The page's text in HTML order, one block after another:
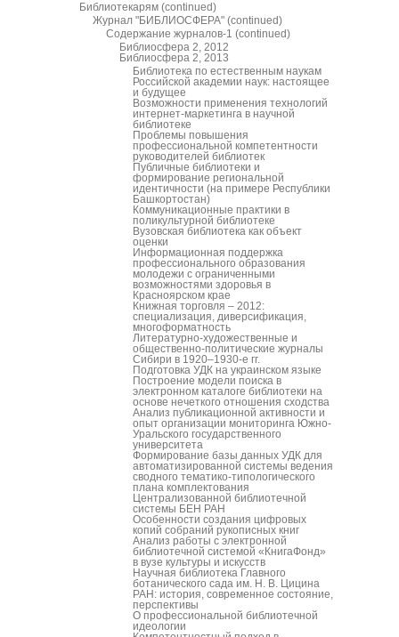
Библиотекарям (continued)
Журнал "БИБЛИОСФЕРА" (continued)
Содержание журналов-1 (continued)
Библиосфера 2, 2012
Библиосфера 2, 2013
Библиотека по естественным наукам
Российской академии наук: настоящее
и будущее
Возможности применения технологий
интернет-маркетинга в научной
библиотеке
Проблемы повышения
профессиональной компетентности
руководителей библиотек
Публичные библиотеки и
формирование региональной
идентичности (на примере Республики
Башкортостан)
Коммуникационные практики в
поликультурной библиотеке
Вузовская библиотека как объект
оценки
Информационная поддержка
профессионального образования
молодежи с ограниченными
возможностями здоровья в
Красноярском крае
Книжная торговля – 2012:
специализация, диверсификация,
многоформатность
Литературно-художественные и
общественно-политические журналы
Сибири в 1920–1930-е гг.
Подготовка УДК на украинском языке
Построение модели поиска в
электронном каталоге библиотеки на
основе нечеткого отношения сходства
Анализ публикационной активности и
опыт организации мониторинга Южно-
Уральского государственного
университета
Формирование базы данных УДК для
автоматизированной системы ведения
сводного тематико-типологического
плана комплектования
Централизованной библиотечной
системы БЕН РАН
Особенности создания цифровых
копий собраний рукописных книг
Анализ работы с электронной
библиотечной системой «КнигаФонд»
в вузе культуры и искусств
Научная библиотека Главного
ботанического сада им. Н. В. Цицина
РАН: история, современное состояние,
перспективы
О профессиональной библиотечной
идеологии